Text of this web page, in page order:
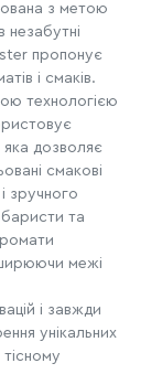
з метою
незабутні
пропонує
і смаків.
технологією
яка дозволяє
смакові
зручного
та
межі
і завжди
унікальних